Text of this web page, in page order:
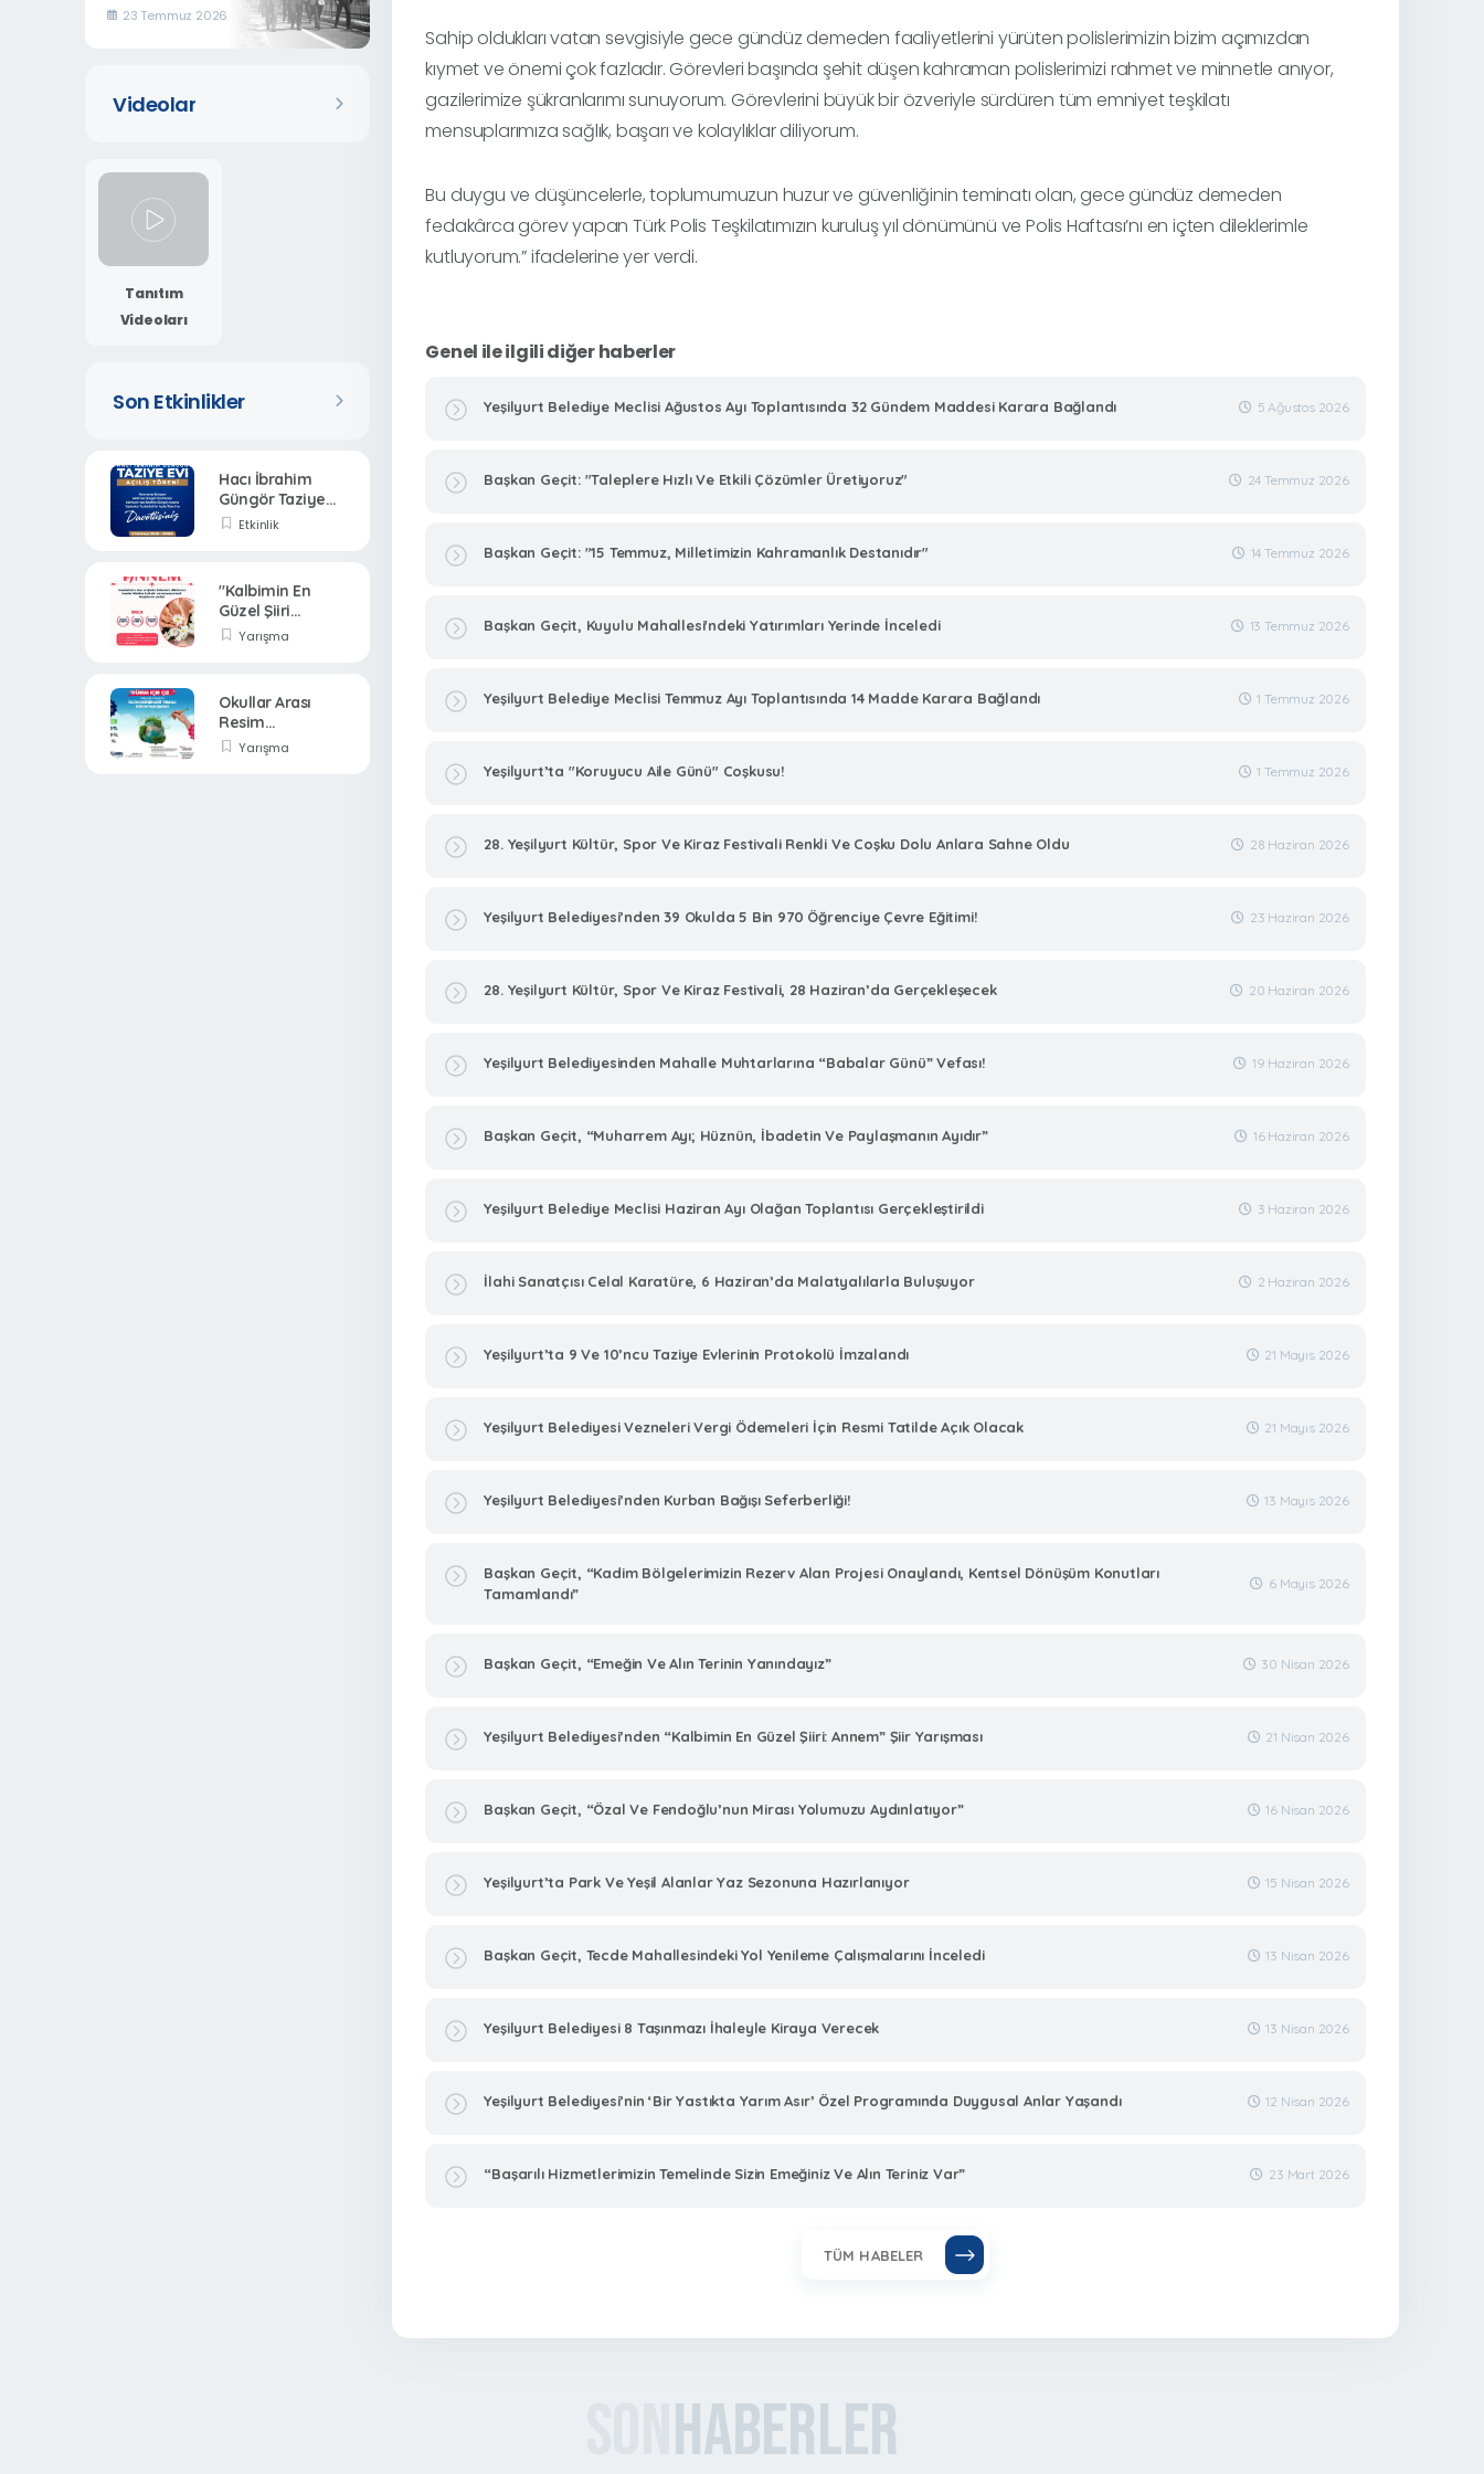
Vadisi, Yeşilyurt’un
23 Temmuz 2026
Videolar
Tanıtım
Videoları
Son Etkinlikler
Hacı İbrahim
Güngör Taziye
Evi Etkinlik
"Kalbimin En
Güzel Şiiri
Annem"
Yarışması
Yarışma
Okullar Arası
Resim
Yarışması
Yarışma
Sahip oldukları vatan sevgisiyle gece gündüz demeden faaliyetlerini yürüten polislerimizin bizim açımızdan
kıymet ve önemi çok fazladır. Görevleri başında şehit düşen kahraman polislerimizi rahmet ve minnetle anıyor,
gazilerimize şükranlarımı sunuyorum. Görevlerini büyük bir özveriyle sürdüren tüm emniyet teşkilatı
mensuplarımıza sağlık, başarı ve kolaylıklar diliyorum.
Bu duygu ve düşüncelerle, toplumumuzun huzur ve güvenliğinin teminatı olan, gece gündüz demeden
fedakârca görev yapan Türk Polis Teşkilatımızın kuruluş yıl dönümünü ve Polis Haftası’nı en içten dileklerimle
kutluyorum.” ifadelerine yer verdi.
Genel ile ilgili diğer haberler
Yeşilyurt Belediye Meclisi Ağustos Ayı Toplantısında 32 Gündem Maddesi Karara Bağlandı 5 Ağustos 2026
Başkan Geçit: "Taleplere Hızlı Ve Etkili Çözümler Üretiyoruz" 24 Temmuz 2026
Başkan Geçit: "15 Temmuz, Milletimizin Kahramanlık Destanıdır" 14 Temmuz 2026
Başkan Geçit, Kuyulu Mahallesi'ndeki Yatırımları Yerinde İnceledi 13 Temmuz 2026
Yeşilyurt Belediye Meclisi Temmuz Ayı Toplantısında 14 Madde Karara Bağlandı 1 Temmuz 2026
Yeşilyurt’ta "Koruyucu Aile Günü" Coşkusu! 1 Temmuz 2026
28. Yeşilyurt Kültür, Spor Ve Kiraz Festivali Renkli Ve Coşku Dolu Anlara Sahne Oldu 28 Haziran 2026
Yeşilyurt Belediyesi’nden 39 Okulda 5 Bin 970 Öğrenciye Çevre Eğitimi! 23 Haziran 2026
28. Yeşilyurt Kültür, Spor Ve Kiraz Festivali, 28 Haziran’da Gerçekleşecek 20 Haziran 2026
Yeşilyurt Belediyesinden Mahalle Muhtarlarına “Babalar Günü” Vefası! 19 Haziran 2026
Başkan Geçit, “Muharrem Ayı; Hüznün, İbadetin Ve Paylaşmanın Ayıdır” 16 Haziran 2026
Yeşilyurt Belediye Meclisi Haziran Ayı Olağan Toplantısı Gerçekleştirildi 3 Haziran 2026
İlahi Sanatçısı Celal Karatüre, 6 Haziran’da Malatyalılarla Buluşuyor 2 Haziran 2026
Yeşilyurt’ta 9 Ve 10’ncu Taziye Evlerinin Protokolü İmzalandı 21 Mayıs 2026
Yeşilyurt Belediyesi Vezneleri Vergi Ödemeleri İçin Resmi Tatilde Açık Olacak 21 Mayıs 2026
Yeşilyurt Belediyesi’nden Kurban Bağışı Seferberliği! 13 Mayıs 2026
Başkan Geçit, “Kadim Bölgelerimizin Rezerv Alan Projesi Onaylandı, Kentsel Dönüşüm Konutları
Tamamlandı”
6 Mayıs 2026
Başkan Geçit, “Emeğin Ve Alın Terinin Yanındayız” 30 Nisan 2026
Yeşilyurt Belediyesi’nden “Kalbimin En Güzel Şiiri: Annem” Şiir Yarışması 21 Nisan 2026
Başkan Geçit, “Özal Ve Fendoğlu’nun Mirası Yolumuzu Aydınlatıyor” 16 Nisan 2026
Yeşilyurt’ta Park Ve Yeşil Alanlar Yaz Sezonuna Hazırlanıyor 15 Nisan 2026
Başkan Geçit, Tecde Mahallesindeki Yol Yenileme Çalışmalarını İnceledi 13 Nisan 2026
Yeşilyurt Belediyesi 8 Taşınmazı İhaleyle Kiraya Verecek 13 Nisan 2026
Yeşilyurt Belediyesi’nin ‘Bir Yastıkta Yarım Asır’ Özel Programında Duygusal Anlar Yaşandı 12 Nisan 2026
“Başarılı Hizmetlerimizin Temelinde Sizin Emeğiniz Ve Alın Teriniz Var” 23 Mart 2026
TÜM HABELER
Haberler